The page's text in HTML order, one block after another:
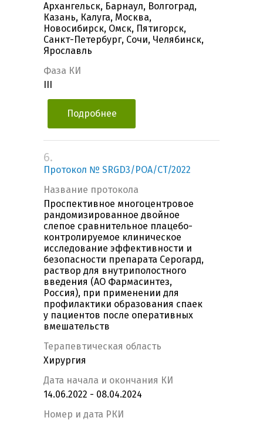
Архангельск, Барнаул, Волгоград,
Казань, Калуга, Москва,
Новосибирск, Омск, Пятигорск,
Санкт-Петербург, Сочи, Челябинск,
Ярославль
Фаза КИ
Подробнее
6.
Протокол № SRGD3/POA/CT/2022
Название протокола
Проспективное многоцентровое
рандомизированное двойное
слепое сравнительное плацебо-
контролируемое клиническое
исследование эффективности и
безопасности препарата Серогард,
раствор для внутриполостного
введения (АО Фармасинтез,
Россия), при применении для
профилактики образования спаек
у пациентов после оперативных
вмешательств
Терапевтическая область
Хирургия
Дата начала и окончания КИ
14.06.2022 - 08.04.2024
Номер и дата РКИ